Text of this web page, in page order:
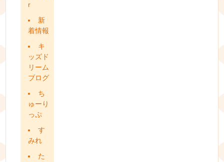
r
新
着情報
キ
ッズド
リーム
ブログ
ち
ゅーり
っぷ
す
みれ
た